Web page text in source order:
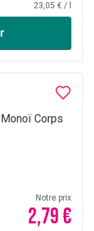
23,05 € /
Corps
Notre prix
2,79 €